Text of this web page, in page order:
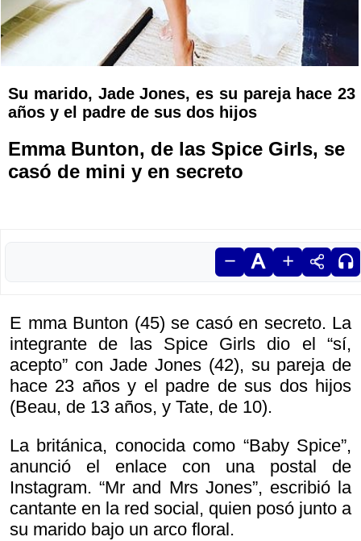
Su marido, Jade Jones, es su pareja hace 23
años y el padre de sus dos hijos
Emma Bunton, de las Spice Girls, se
casó de mini y en secreto
E mma Bunton (45) se casó en secreto. La
integrante de las Spice Girls dio el “sí,
acepto” con Jade Jones (42), su pareja de
hace 23 años y el padre de sus dos hijos
(Beau, de 13 años, y Tate, de 10).
La británica, conocida como “Baby Spice”,
anunció el enlace con una postal de
Instagram. “Mr and Mrs Jones”, escribió la
cantante en la red social, quien posó junto a
su marido bajo un arco floral.